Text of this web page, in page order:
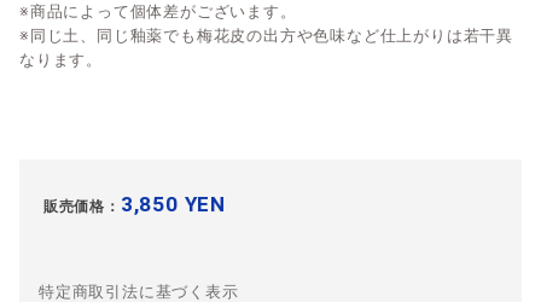
※商品によって個体差がございます。
※同じ土、同じ釉薬でも梅花皮の出方や色味など仕上がりは若干異
なります。
販売価格： 3,850 YEN
特定商取引法に基づく表示